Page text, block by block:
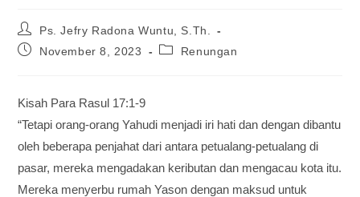
Ps. Jefry Radona Wuntu, S.Th.
November 8, 2023
Renungan
Kisah Para Rasul 17:1-9
“Tetapi orang-orang Yahudi menjadi iri hati dan dengan dibantu
oleh beberapa penjahat dari antara petualang-petualang di
pasar, mereka mengadakan keributan dan mengacau kota itu.
Mereka menyerbu rumah Yason dengan maksud untuk